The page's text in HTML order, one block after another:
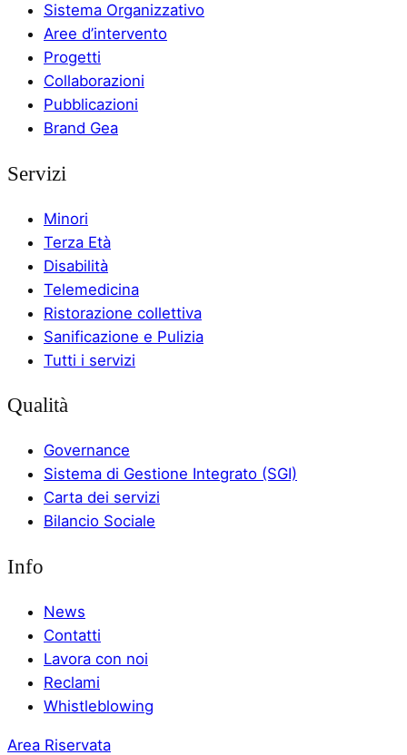
Sistema Organizzativo
Aree d’intervento
Progetti
Collaborazioni
Pubblicazioni
Brand Gea
Servizi
Minori
Terza Età
Disabilità
Telemedicina
Ristorazione collettiva
Sanificazione e Pulizia
Tutti i servizi
Qualità
Governance
Sistema di Gestione Integrato (SGI)
Carta dei servizi
Bilancio Sociale
Info
News
Contatti
Lavora con noi
Reclami
Whistleblowing
Area Riservata